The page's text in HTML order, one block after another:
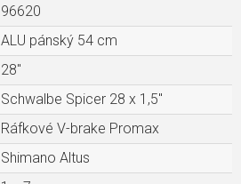
96620
ALU pánský 54 cm
28"
Schwalbe Spicer 28 x 1,5"
Ráfkové V-brake Promax
Shimano Altus